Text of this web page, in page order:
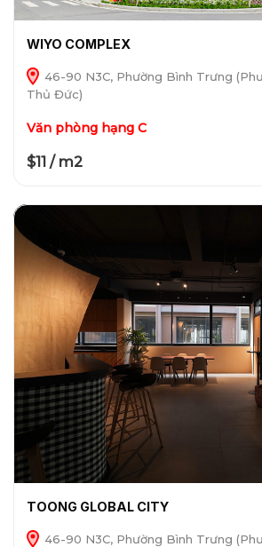
WIYO COMPLEX
46-90 N3C, Phường Bình Trưng
Thủ Đức)
Văn phòng hạng C
$11 / m2
TOONG GLOBAL CITY
46-90 N3C, Phường Bình Trưng